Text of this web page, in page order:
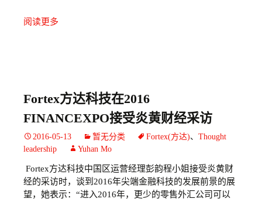
阅读更多
Fortex方达科技在2016
FINANCEXPO接受炎黄财经采访
2016-05-13 暂无分类 Fortex(方达)、 Thought
leadership
Yuhan Mo
Fortex方达科技中国区运营经理彭韵程小姐接受炎黄财
经的采访时，谈到2016年尖端金融科技的发展前景的展
望，她表示：“进入2016年，更少的零售外汇公司可以